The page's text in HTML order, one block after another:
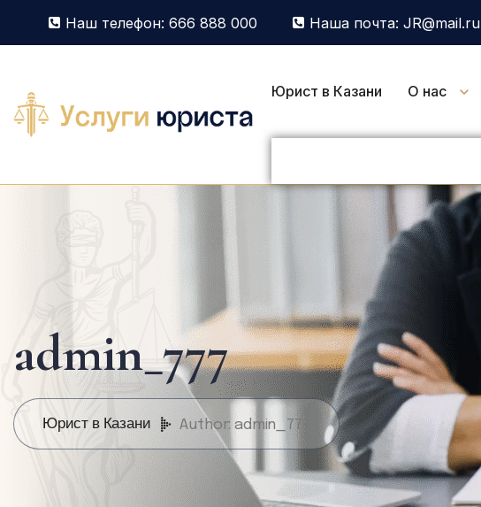
Наш телефон: 666 888 000 Наша почта: JR@mail.ru
Юрист в Казани О нас
admin_777
Юрист в Казани Author: admin_777